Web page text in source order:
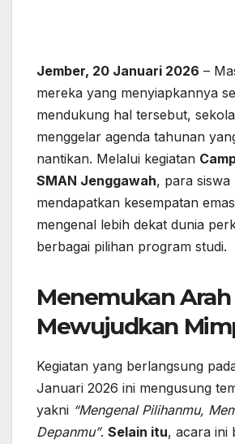
Jember, 20 Januari 2026 –
mereka yang menyiapkannya
mendukung hal tersebut,
menggelar agenda tahunan
nantikan. Melalui kegiatan
SMAN Jenggawah, para siswa
mendapatkan kesempatan
mengenal lebih dekat dunia
berbagai pilihan program studi.
Menemukan
Mewujudkan
Kegiatan yang berlangsung
Januari 2026 ini mengusung
yakni “Mengenal Pilihanmu,
Depanmu”. Selain itu, acara ini